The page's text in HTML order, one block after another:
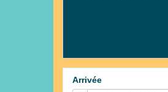
Arrivée